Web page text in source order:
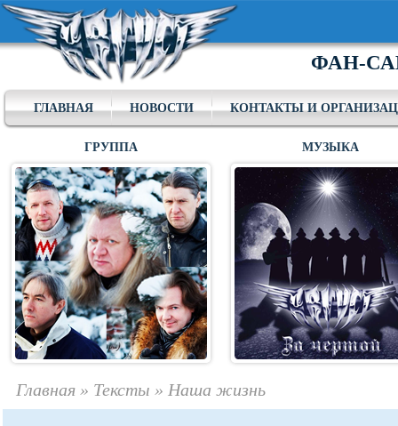
ФАН-
ГЛАВНАЯ НОВОСТИ КОНТАКТЫ И
ГРУППА МУЗЫКА
Главная » Тексты » Наша жизнь